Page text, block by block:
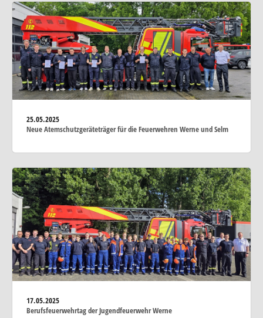
25.05.2025
Neue Atemschutzgeräteträger für die Feuerwehren Werne und Selm
17.05.2025
Berufsfeuerwehrtag der Jugendfeuerwehr Werne